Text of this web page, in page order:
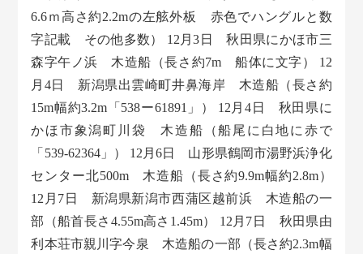
6.6ｍ高さ約2.2mの左舷外板 赤色でハングルと数
字記載 その他多数） 12月3日 秋田県にかほ市三
森字午ノ浜 木造船（長さ約7m 船体に文字） 12
月4日 新潟県出雲崎町井鼻海岸 木造船（長さ約
15m幅約3.2m「538ー61891」） 12月4日 秋田県に
かほ市象潟町川袋 木造船（船尾に白地に赤で
「539-62364」） 12月6日 山形県鶴岡市湯野浜浄化
センター北500m 木造船（長さ約9.9m幅約2.8m）
12月7日 新潟県新潟市西蒲区越前浜 木造船の一
部（船首長さ4.55m高さ1.45m） 12月7日 秋田県由
利本荘市親川字今泉 木造船の一部（長さ約2.3m幅